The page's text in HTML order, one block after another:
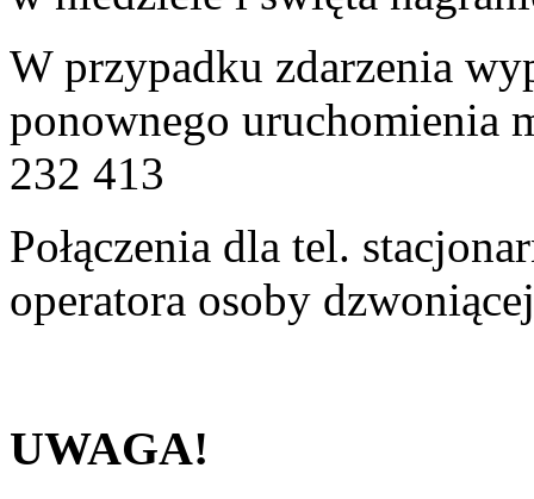
W przypadku zdarzenia
ponownego uruchomienia
232 413
Połączenia dla tel.
operatora osoby
UWAGA!